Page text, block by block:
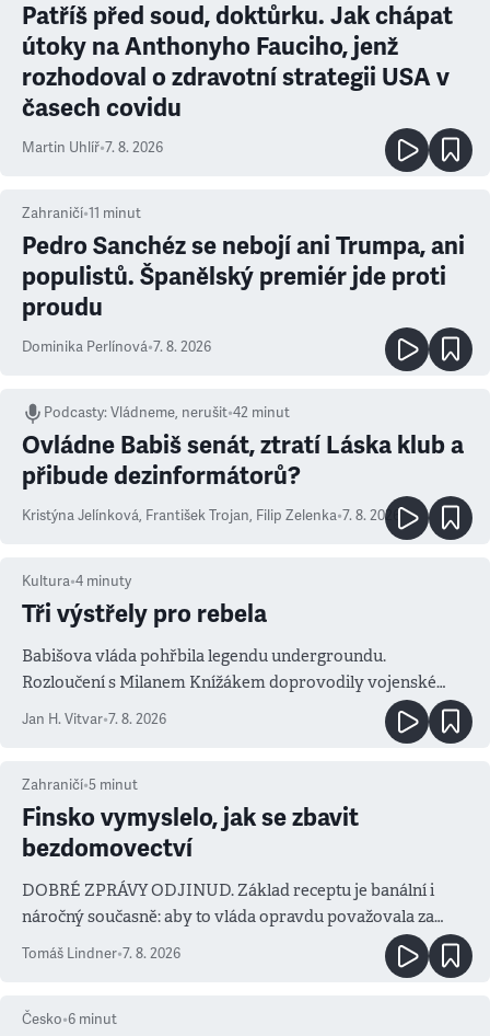
Patříš před soud, doktůrku. Jak chápat
útoky na Anthonyho Fauciho, jenž
rozhodoval o zdravotní strategii USA v
časech covidu
Martin Uhlíř•7. 8. 2026
Zahraničí•11 minut
Pedro Sanchéz se nebojí ani Trumpa, ani
populistů. Španělský premiér jde proti
proudu
Dominika Perlínová•7. 8. 2026
Podcasty:Vládneme, nerušit•42 minut
Ovládne Babiš senát, ztratí Láska klub a
přibude dezinformátorů?
Kristýna Jelínková, František Trojan, Filip Zelenka•7. 8. 2026
Kultura•4 minuty
Tři výstřely pro rebela
Babišova vláda pohřbila legendu undergroundu.
Rozloučení s Milanem Knížákem doprovodily vojenské
salvy i kritika pokrokářů
Jan H. Vitvar•7. 8. 2026
Zahraničí•5 minut
Finsko vymyslelo, jak se zbavit
bezdomovectví
DOBRÉ ZPRÁVY ODJINUD. Základ receptu je banální i
náročný současně: aby to vláda opravdu považovala za
prioritu
Tomáš Lindner•7. 8. 2026
Česko•6 minut